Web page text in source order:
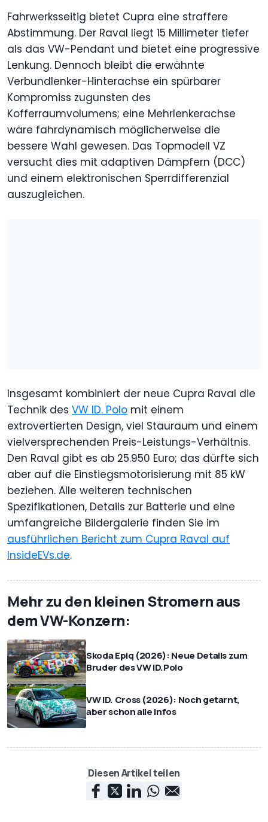
Fahrwerksseitig bietet Cupra eine straffere
Abstimmung. Der Raval liegt 15 Millimeter tiefer
als das VW-Pendant und bietet eine progressive
Lenkung. Dennoch bleibt die erwähnte
Verbundlenker-Hinterachse ein spürbarer
Kompromiss zugunsten des
Kofferraumvolumens; eine Mehrlenkerachse
wäre fahrdynamisch möglicherweise die
bessere Wahl gewesen. Das Topmodell VZ
versucht dies mit adaptiven Dämpfern (DCC)
und einem elektronischen Sperrdifferenzial
auszugleichen.
Insgesamt kombiniert der neue Cupra Raval die
Technik des VW ID. Polo mit einem
extrovertierten Design, viel Stauraum und einem
vielversprechenden Preis-Leistungs-Verhältnis.
Den Raval gibt es ab 25.950 Euro; das dürfte sich
aber auf die Einstiegsmotorisierung mit 85 kW
beziehen. Alle weiteren technischen
Spezifikationen, Details zur Batterie und eine
umfangreiche Bildergalerie finden Sie im
ausführlichen Bericht zum Cupra Raval auf
InsideEVs.de.
Mehr zu den kleinen Stromern aus
dem VW-Konzern:
Skoda Epiq (2026): Neue Details zum
Bruder des VW ID.Polo
VW ID. Cross (2026): Noch getarnt,
aber schon alle Infos
Diesen Artikel teilen